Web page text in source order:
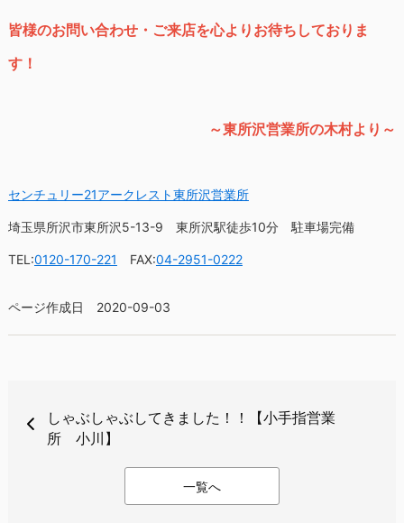
皆様のお問い合わせ・ご来店を心よりお待ちしておりま
す！
～東所沢営業所の木村より～
センチュリー21アークレスト東所沢営業所
埼玉県所沢市東所沢5-13-9 東所沢駅徒歩10分 駐車場完備
TEL:0120-170-221 FAX:04-2951-0222
ページ作成日 2020-09-03
しゃぶしゃぶしてきました！！【小手指営業
所 小川】
一覧へ